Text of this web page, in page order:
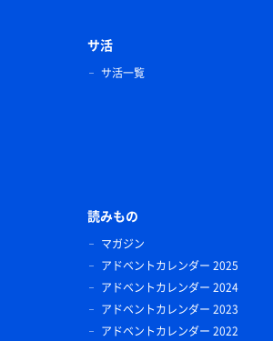
サ活
サ活一覧
読みもの
マガジン
アドベントカレンダー 2025
アドベントカレンダー 2024
アドベントカレンダー 2023
アドベントカレンダー 2022